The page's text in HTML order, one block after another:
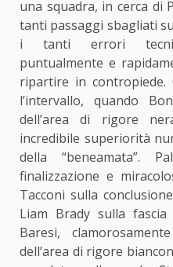
una squadra, in cerca di
tanti passaggi sbagliati
i tanti errori
puntualmente e
ripartire in contropiede.
l’intervallo, quando
dell’area di rigore
incredibile superiorità
della “beneamata”.
finalizzazione e
Tacconi sulla
Liam Brady sulla
Baresi,
dell’area di rigore